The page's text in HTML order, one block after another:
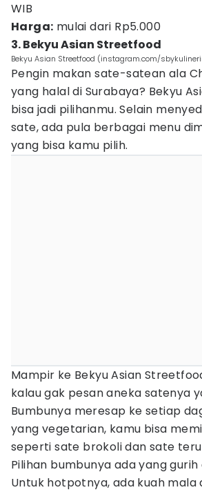
WIB
Harga: mulai dari Rp5.000
3. Bekyu Asian Streetfood
Bekyu Asian Streetfood (instagram.com/
Pengin makan sate-satean ala
yang halal di Surabaya? Bekyu
bisa jadi pilihanmu. Selain
sate, ada pula berbagai menu
yang bisa kamu pilih.
Mampir ke Bekyu Asian
kalau gak pesan aneka satenya
Bumbunya meresap ke setiap
yang vegetarian, kamu bisa
seperti sate brokoli dan sate
Pilihan bumbunya ada yang gurih
Untuk hotpotnya, ada kuah mala